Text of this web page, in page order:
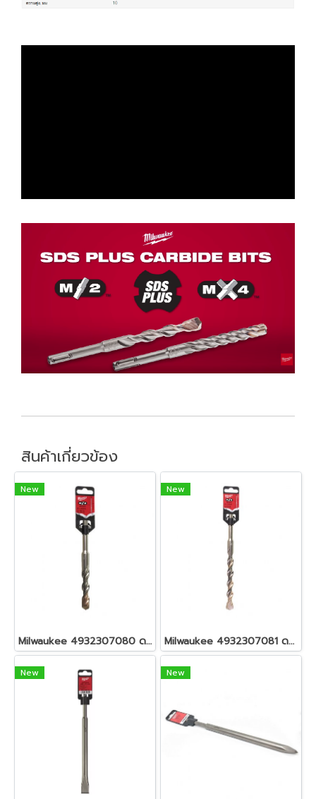
สินค้าเกี่ยวข้อง
New
Milwaukee 4932307080 ดอกโรตารี่ SDS+ 16 x 110 x 160 มม.
New
Milwaukee 4932307081 ดอกโรตารี่ SDS+ 16 x 160 x 210 มม.
New New